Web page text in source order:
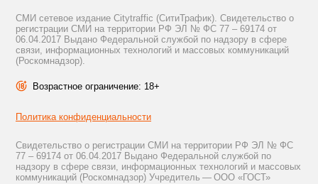
СМИ сетевое издание Citytraffic (СитиТрафик). Свидетельство о
регистрации СМИ на территории РФ ЭЛ № ФС 77 – 69174 от
06.04.2017 Выдано Федеральной службой по надзору в сфере
связи, информационных технологий и массовых коммуникаций
(Роскомнадзор).
Возрастное ограничение: 18+
Политика конфиденциальности
Свидетельство о регистрации СМИ на территории РФ ЭЛ № ФС
77 – 69174 от 06.04.2017 Выдано Федеральной службой по
надзору в сфере связи, информационных технологий и массовых
коммуникаций (Роскомнадзор) Учредитель — ООО «ГОСТ»